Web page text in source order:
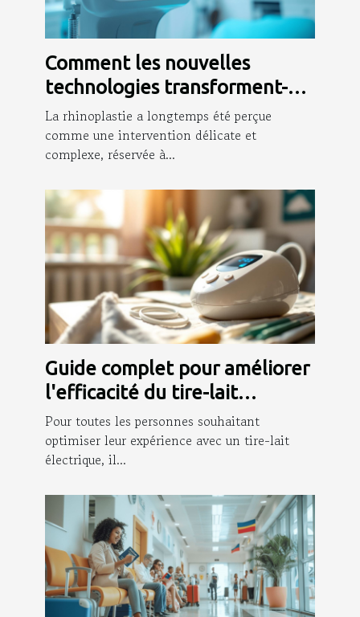
Comment les nouvelles
technologies transforment-
elles la rhinoplastie ?
La rhinoplastie a longtemps été perçue
comme une intervention délicate et
complexe, réservée à...
Guide complet pour améliorer
l'efficacité du tire-lait
électrique
Pour toutes les personnes souhaitant
optimiser leur expérience avec un tire-lait
électrique, il...